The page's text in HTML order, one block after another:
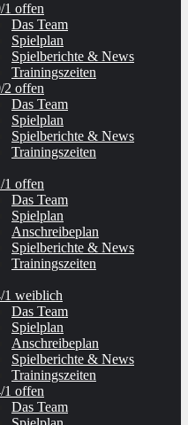
1 offen
Das Team
Spielplan
Spielberichte & News
Trainingszeiten
2 offen
Das Team
Spielplan
Spielberichte & News
Trainingszeiten
1 offen
Das Team
Spielplan
Anschreibeplan
Spielberichte & News
Trainingszeiten
1 weiblich
Das Team
Spielplan
Anschreibeplan
Spielberichte & News
Trainingszeiten
1 offen
Das Team